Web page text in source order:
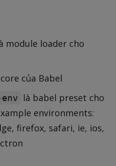
module loader cho
của Babel
là babel preset cho
environments:
firefox, safari, ie, ios,